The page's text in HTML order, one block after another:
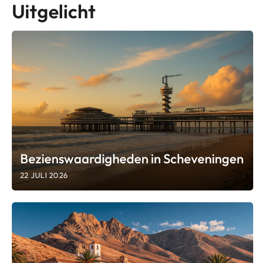
Uitgelicht
Bezienswaardigheden in Scheveningen
22 JULI 2026